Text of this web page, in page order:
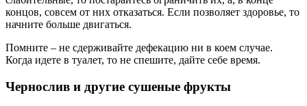
концов, совсем от них отказаться. Если позволяет здоровье, то
начните больше двигаться.
Помните – не сдерживайте дефекацию ни в коем случае.
Когда идете в туалет, то не спешите, дайте себе время.
Чернослив и другие сушеные фрукты